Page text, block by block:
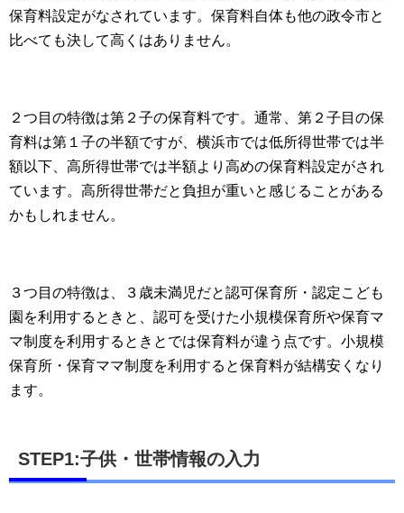
保育料設定がなされています。保育料自体も他の政令市と
比べても決して高くはありません。
２つ目の特徴は第２子の保育料です。通常、第２子目の保
育料は第１子の半額ですが、横浜市では低所得世帯では半
額以下、高所得世帯では半額より高めの保育料設定がされ
ています。高所得世帯だと負担が重いと感じることがある
かもしれません。
３つ目の特徴は、３歳未満児だと認可保育所・認定こども
園を利用するときと、認可を受けた小規模保育所や保育マ
マ制度を利用するときとでは保育料が違う点です。小規模
保育所・保育ママ制度を利用すると保育料が結構安くなり
ます。
STEP1:子供・世帯情報の入力